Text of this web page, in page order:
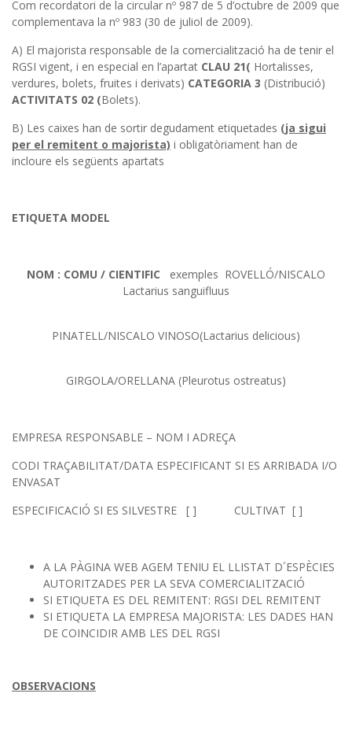
Com recordatori de la circular nº 987 de 5 d’octubre de 2009 que
complementava la nº 983 (30 de juliol de 2009).
A) El majorista responsable de la comercialització ha de tenir el
RGSI vigent, i en especial en l’apartat CLAU 21( Hortalisses,
verdures, bolets, fruites i derivats) CATEGORIA 3 (Distribució)
ACTIVITATS 02 (Bolets).
B) Les caixes han de sortir degudament etiquetades (ja sigui
per el remitent o majorista) i obligatòriament han de
incloure els següents apartats
ETIQUETA MODEL
NOM : COMU / CIENTIFIC exemples ROVELLÓ/NISCALO
Lactarius sanguifluus
PINATELL/NISCALO VINOSO(Lactarius delicious)
GIRGOLA/ORELLANA (Pleurotus ostreatus)
EMPRESA RESPONSABLE – NOM I ADREÇA
CODI TRAÇABILITAT/DATA ESPECIFICANT SI ES ARRIBADA I/O
ENVASAT
ESPECIFICACIÓ SI ES SILVESTRE [ ] CULTIVAT [ ]
A LA PÀGINA WEB AGEM TENIU EL LLISTAT D´ESPÈCIES
AUTORITZADES PER LA SEVA COMERCIALITZACIÓ
SI ETIQUETA ES DEL REMITENT: RGSI DEL REMITENT
SI ETIQUETA LA EMPRESA MAJORISTA: LES DADES HAN
DE COINCIDIR AMB LES DEL RGSI
OBSERVACIONS